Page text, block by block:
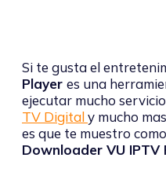
Si te gusta el
Player es una
ejecutar mucho
TV Digitaly mucho
es que te muestro
Downloader VU IPTV